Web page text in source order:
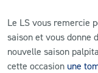
LS E-SHOP
L’APP DU LS
Le LS vous remercie
saison et vous donne
nouvelle saison
cette occasion une